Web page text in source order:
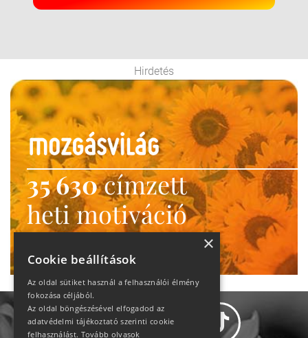
Hirdetés
35 630címzett
heti motiváció
Ne maradj le!
×
Cookie beállítások
Az oldal sütiket használ a felhasználói élmény
fokozása céljából.
Az oldal böngészésével elfogadod az
adatvédelmi tájékoztató szerinti cookie
felhasználást. Tovább olvasok